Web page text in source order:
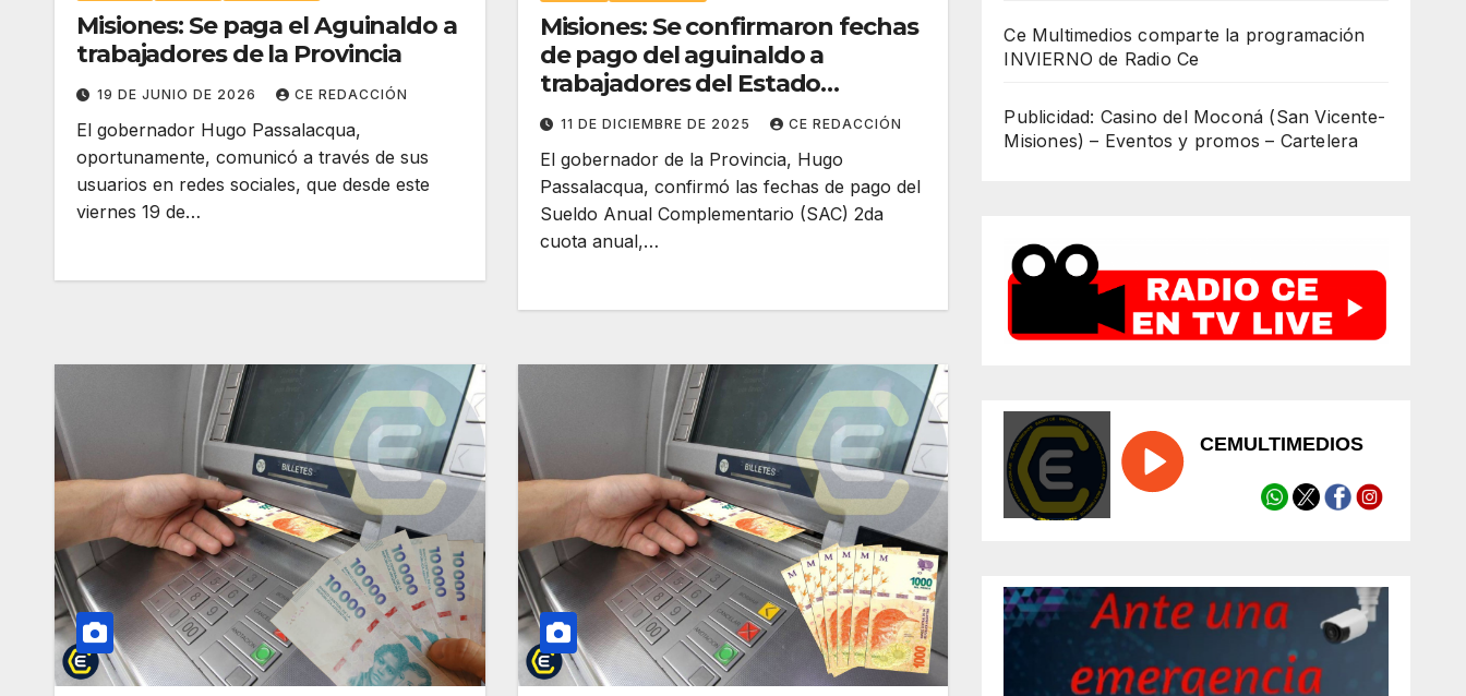
Misiones: Se paga el Aguinaldo a
trabajadores de la Provincia
19 DE JUNIO DE 2026 CE REDACCIÓN
El gobernador Hugo Passalacqua,
oportunamente, comunicó a través de sus
usuarios en redes sociales, que desde este
viernes 19 de…
Misiones: Se confirmaron fechas
de pago del aguinaldo a
trabajadores del Estado
provincial
11 DE DICIEMBRE DE 2025 CE REDACCIÓN
El gobernador de la Provincia, Hugo
Passalacqua, confirmó las fechas de pago del
Sueldo Anual Complementario (SAC) 2da
cuota anual,…
Ce Multimedios comparte la programación
INVIERNO de Radio Ce
Publicidad: Casino del Moconá (San Vicente-
Misiones) – Eventos y promos – Cartelera